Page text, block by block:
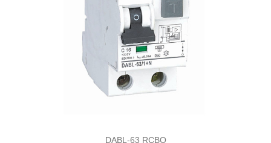
DABL-63 RCBO